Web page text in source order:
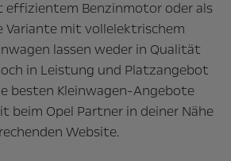
effizientem Benzinmotor oder als
mit vollelektrischem
lassen weder in Qualität
in Leistung und Platzangebot
besten Kleinwagen-Angebote
beim Opel Partner in deiner Nähe
Website.